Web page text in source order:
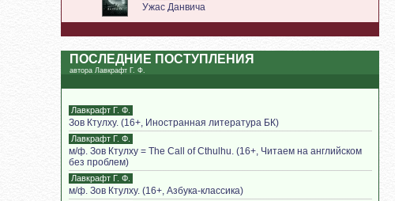
Ужас Данвича
ПОСЛЕДНИЕ ПОСТУПЛЕНИЯ
автора Лавкрафт Г. Ф.
Лавкрафт Г. Ф.
Зов Ктулху. (16+, Иностранная литература БК)
Лавкрафт Г. Ф.
м/ф. Зов Ктулху = The Call of Cthulhu. (16+, Читаем на английском
без проблем)
Лавкрафт Г. Ф.
м/ф. Зов Ктулху. (16+, Азбука-классика)